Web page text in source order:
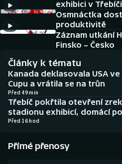
Americký fotbal
Baseball a softbal
Basketbal
Biatlon
Boby a skeleton
NEPŘEHLÉDNĚTE
Soutěže
Historické návraty
Aplikace ČT sport
AZ kvíz
exhibici v Třebíči
Osmnáctka
produktivitě
Záznam utkání
Finsko – Česko
Články k tématu
Kanada deklasovala USA
Cupu a vrátila se na trůn
Před 49 min
Třebíč pokřtila otevření
stadionu exhibicí, domácí
Před 16 hod
Přímé přenosy